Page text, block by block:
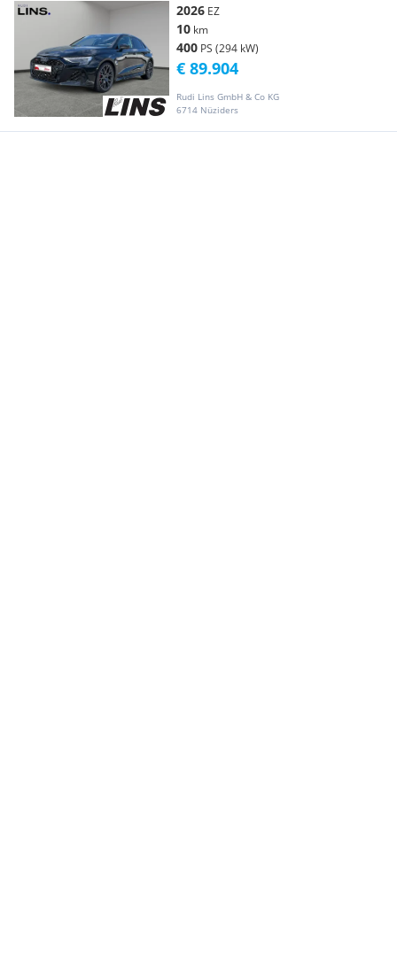
2026 EZ
10 km
400 PS (294 kW)
Rudi Lins GmbH & Co KG
6714 Nüziders
€ 89.904